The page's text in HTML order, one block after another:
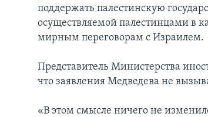
поддержать палестинскую
осуществляемой палестинцами в
мирным переговорам с Израилем.
Представитель Министерства
что заявления Медведева не
«В этом смысле ничего не